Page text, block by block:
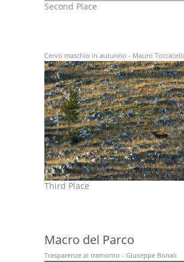
Second Place
Cervo maschio in autunno - Mauro Toccacelli
Third Place
Macro del Parco
Trasparenze al tramonto - Giuseppe Bonali